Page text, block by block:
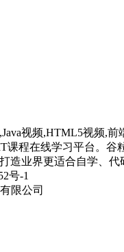
视频,HTML5视频,
课程在线学习平台。谷
造业界更适合自学、
号-1
限公司